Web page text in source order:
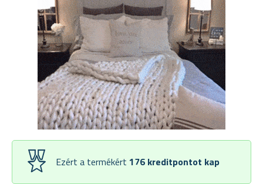
Ezért a termékért 176 kreditpontot kap